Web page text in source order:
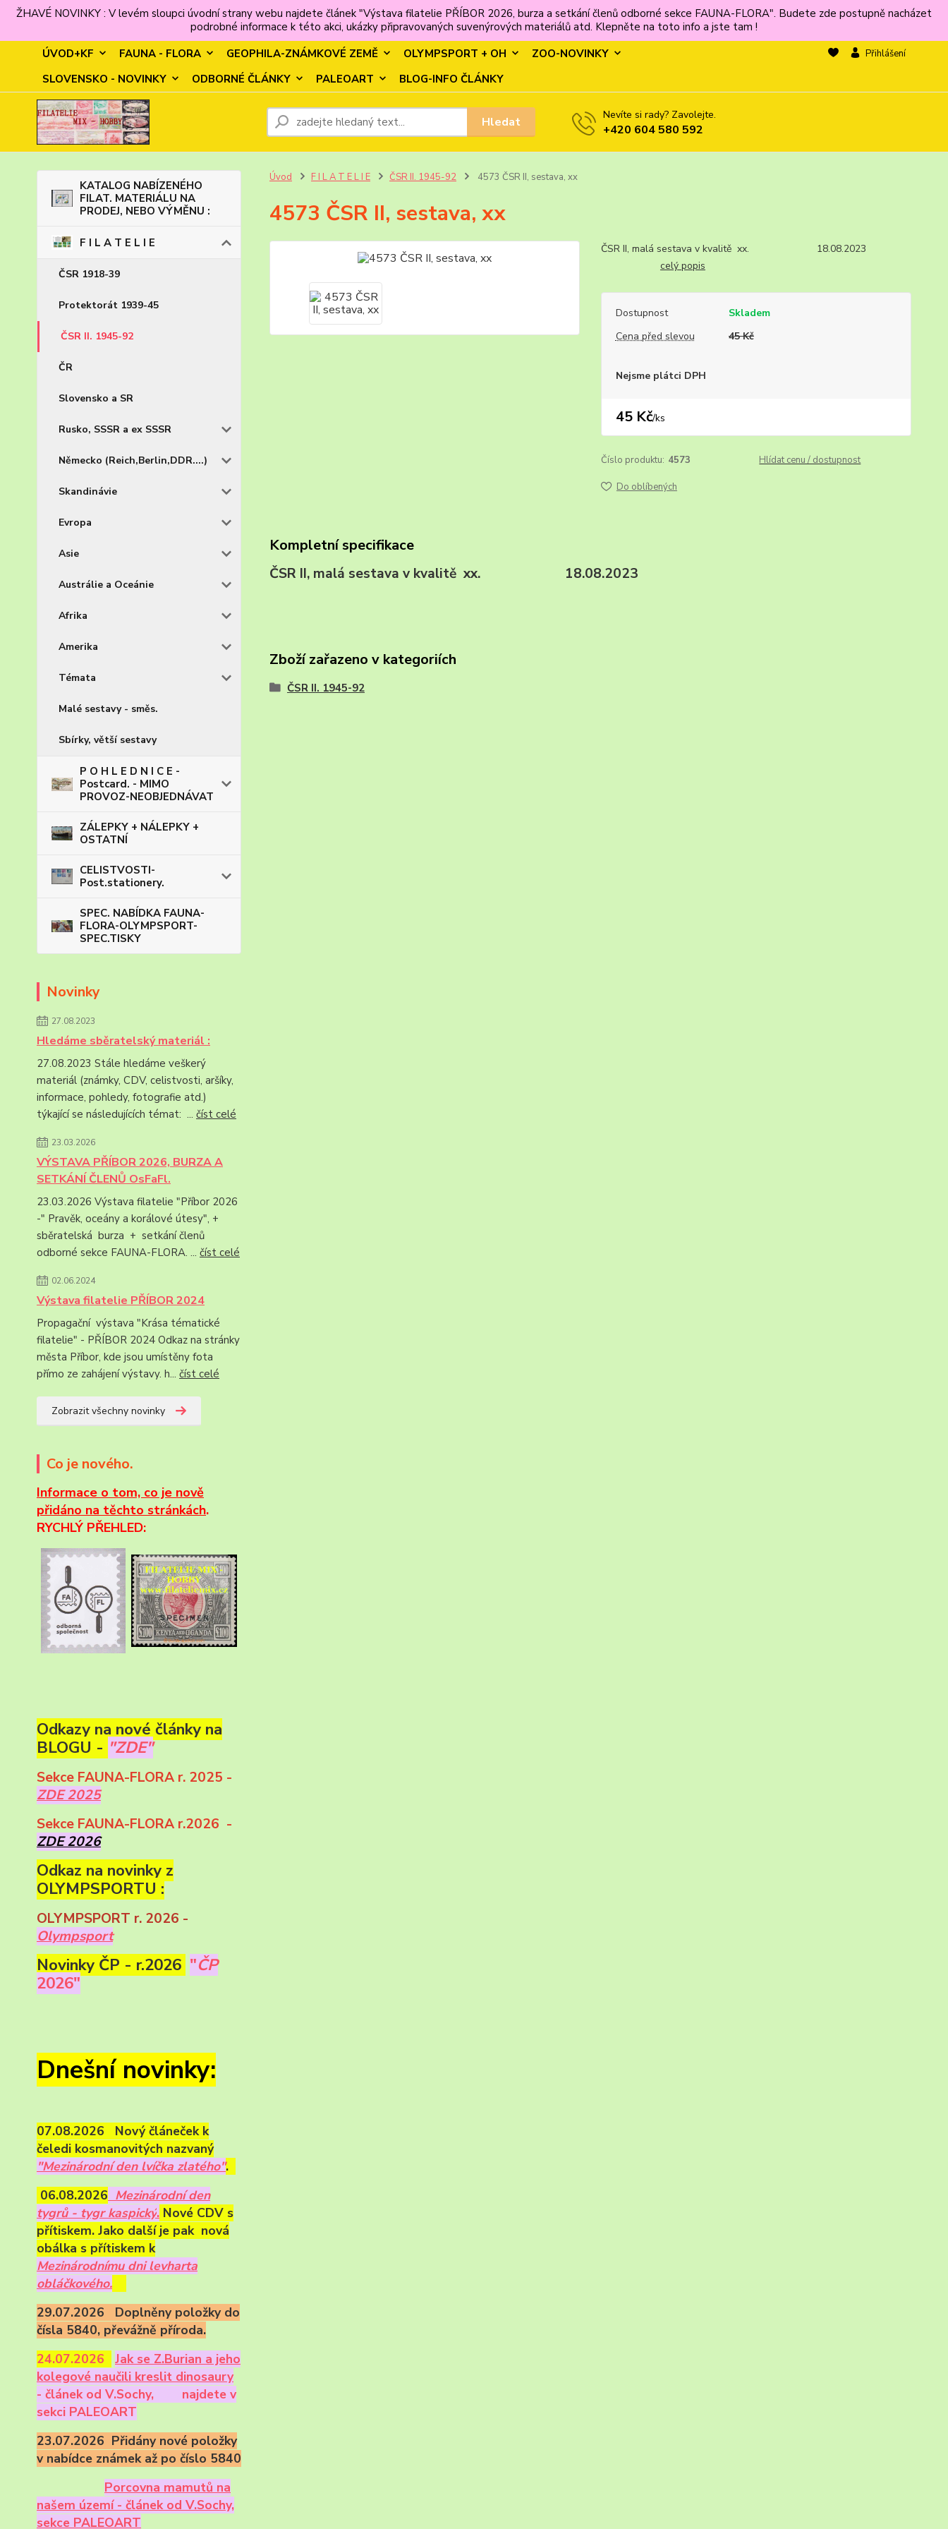
ŽHAVÉ NOVINKY : V levém sloupci úvodní strany webu najdete článek "Výstava filatelie PŘÍBOR 2026, burza a setkání členů odborné sekce FAUNA-FLORA". Budete zde postupně nacházet
podrobné informace k této akci, ukázky připravovaných suvenýrových materiálů atd. Klepněte na toto info a jste tam !
ÚVOD+KF
FAUNA - FLORA GEOPHILA-ZNÁMKOVÉ ZEMĚ OLYMPSPORT + OH
ZOO-NOVINKY
SLOVENSKO - NOVINKY
ODBORNÉ ČLÁNKY PALEOART BLOG-INFO ČLÁNKY
Přihlášení
Hledat Nevíte si rady? Zavolejte.
+420 604 580 592
KATALOG NABÍZENÉHO
FILAT. MATERIÁLU NA
PRODEJ, NEBO VÝMĚNU :
F I L A T E L I E
ČSR 1918-39
Protektorát 1939-45
ČSR II. 1945-92
ČR
Slovensko a SR
Rusko, SSSR a ex SSSR
Německo (Reich,Berlin,DDR....)
Skandinávie
Evropa
Asie
Austrálie a Oceánie
Afrika
Amerika
Témata
Malé sestavy - směs.
Sbírky, větší sestavy
P O H L E D N I C E -
Postcard. - MIMO
PROVOZ-NEOBJEDNÁVAT
ZÁLEPKY + NÁLEPKY +
OSTATNÍ
CELISTVOSTI-
Post.stationery.
SPEC. NABÍDKA FAUNA-
FLORA-OLYMPSPORT-
SPEC.TISKY
Novinky
27.08.2023
Hledáme sběratelský materiál :
27.08.2023 Stále hledáme veškerý
materiál (známky, CDV, celistvosti, aršíky,
informace, pohledy, fotografie atd.)
týkající se následujících témat: ... číst celé
23.03.2026
VÝSTAVA PŘÍBOR 2026, BURZA A
SETKÁNÍ ČLENŮ OsFaFl.
23.03.2026 Výstava filatelie "Příbor 2026
-" Pravěk, oceány a korálové útesy", +
sběratelská burza + setkání členů
odborné sekce FAUNA-FLORA. ... číst celé
02.06.2024
Výstava filatelie PŘÍBOR 2024
Propagační výstava "Krása tématické
filatelie" - PŘÍBOR 2024 Odkaz na stránky
města Příbor, kde jsou umístěny fota
přímo ze zahájení výstavy. h... číst celé
Zobrazit všechny novinky
Co je nového.
Informace o tom, co je nově
přidáno na těchto stránkách.
RYCHLÝ PŘEHLED:
Odkazy na nové články na
BLOGU - "ZDE"
Sekce FAUNA-FLORA r. 2025 -
ZDE 2025
Sekce FAUNA-FLORA r.2026 -
ZDE 2026
Odkaz na novinky z
OLYMPSPORTU :
OLYMPSPORT r. 2026 -
Olympsport
Novinky ČP - r.2026 "ČP
2026"
Dnešní novinky:
07.08.2026 Nový článeček k
čeledi kosmanovitých nazvaný
"Mezinárodní den lvíčka zlatého".
06.08.2026 Mezinárodní den
tygrů - tygr kaspický. Nové CDV s
přítiskem. Jako další je pak nová
obálka s přítiskem k
Mezinárodnímu dni levharta
obláčkového.
29.07.2026 Doplněny položky do
čísla 5840, převážně příroda.
24.07.2026
Jak se Z.Burian a jeho
kolegové naučili kreslit dinosaury
- článek od V.Sochy,
najdete v
sekci PALEOART
23.07.2026 Přidány nové položky
v nabídce známek až po číslo 5840
Porcovna mamutů na
našem území - článek od V.Sochy,
sekce PALEOART
Úvod F I L A T E L I E ČSR II. 1945-92 4573 ČSR II, sestava, xx
4573 ČSR II, sestava, xx
ČSR II, malá sestava v kvalitě xx. 18.08.2023
celý popis
Dostupnost
Skladem
Cena před slevou
45 Kč
Nejsme plátci DPH
45 Kč/ks
Číslo produktu: 4573 Hlídat cenu / dostupnost
Do oblíbených
Kompletní specifikace
ČSR II, malá sestava v kvalitě xx. 18.08.2023
Zboží zařazeno v kategoriích
ČSR II. 1945-92